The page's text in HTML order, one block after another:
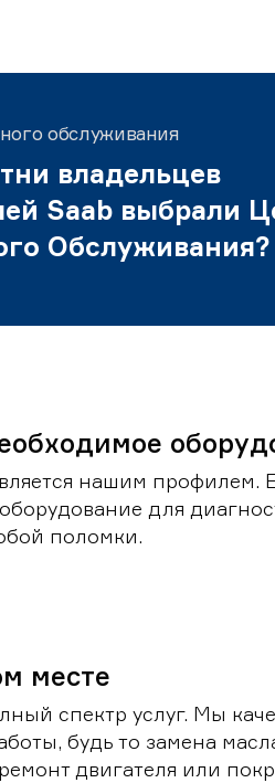
обслуживания
владельцев
Saab выбрали
Обслуживания?
нашим профилем.
для
поломки.
месте
спектр услуг. Мы
будь то замена
двигателя или